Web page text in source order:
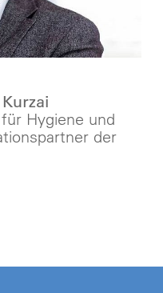
Hygiene und
der